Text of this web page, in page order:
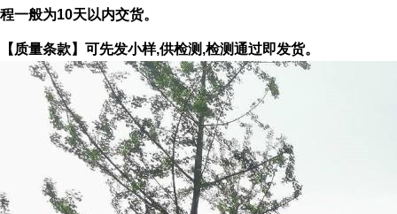
程一般为10天以内交货。
【质量条款】可先发小样,供检测,检测通过即发货。